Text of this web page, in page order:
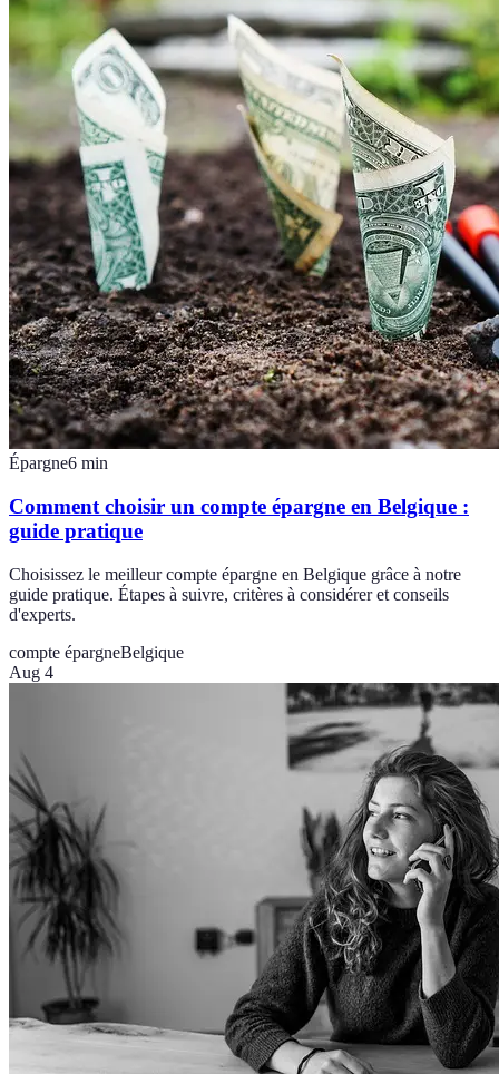
Épargne6 min
Comment choisir un compte épargne en Belgique :
guide pratique
Choisissez le meilleur compte épargne en Belgique grâce à notre
guide pratique. Étapes à suivre, critères à considérer et conseils
d'experts.
compte épargneBelgique
Aug 4